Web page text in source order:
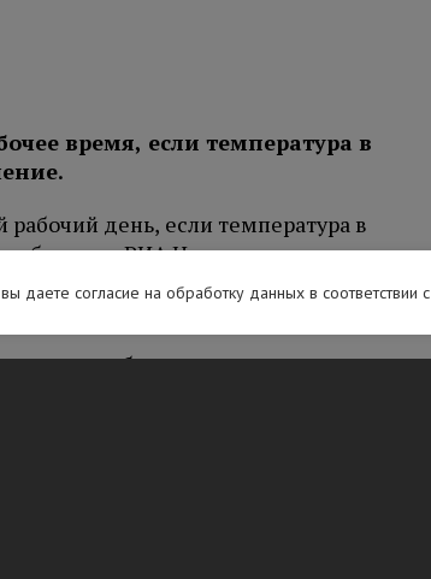
время, если температура в
день, если температура в
в беседе с РИА Новостинапомнил
независимых профсоюзов
жары работодателям рекомендуется
даете согласие на обработку данных в соответствии с